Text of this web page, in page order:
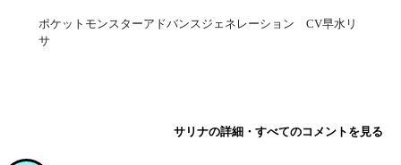
ポケットモンスターアドバンスジェネレーション CV早水リ
サ
サリナの詳細・すべてのコメントを見る